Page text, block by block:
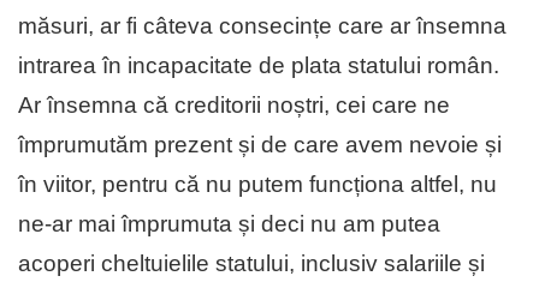
măsuri, ar fi câteva consecințe care ar însemna
intrarea în incapacitate de plata statului român.
Ar însemna că creditorii noștri, cei care ne
împrumutăm prezent și de care avem nevoie și
în viitor, pentru că nu putem funcționa altfel, nu
ne-ar mai împrumuta și deci nu am putea
acoperi cheltuielile statului, inclusiv salariile și